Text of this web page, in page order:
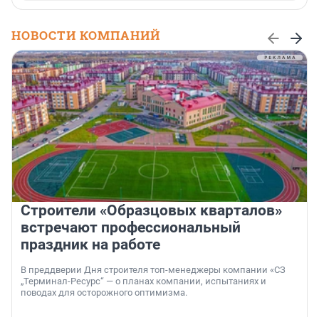
НОВОСТИ КОМПАНИЙ
Строители «Образцовых кварталов»
встречают профессиональный
праздник на работе
В преддверии Дня строителя топ-менеджеры компании «СЗ
„Терминал-Ресурс“ — о планах компании, испытаниях и
поводах для осторожного оптимизма.